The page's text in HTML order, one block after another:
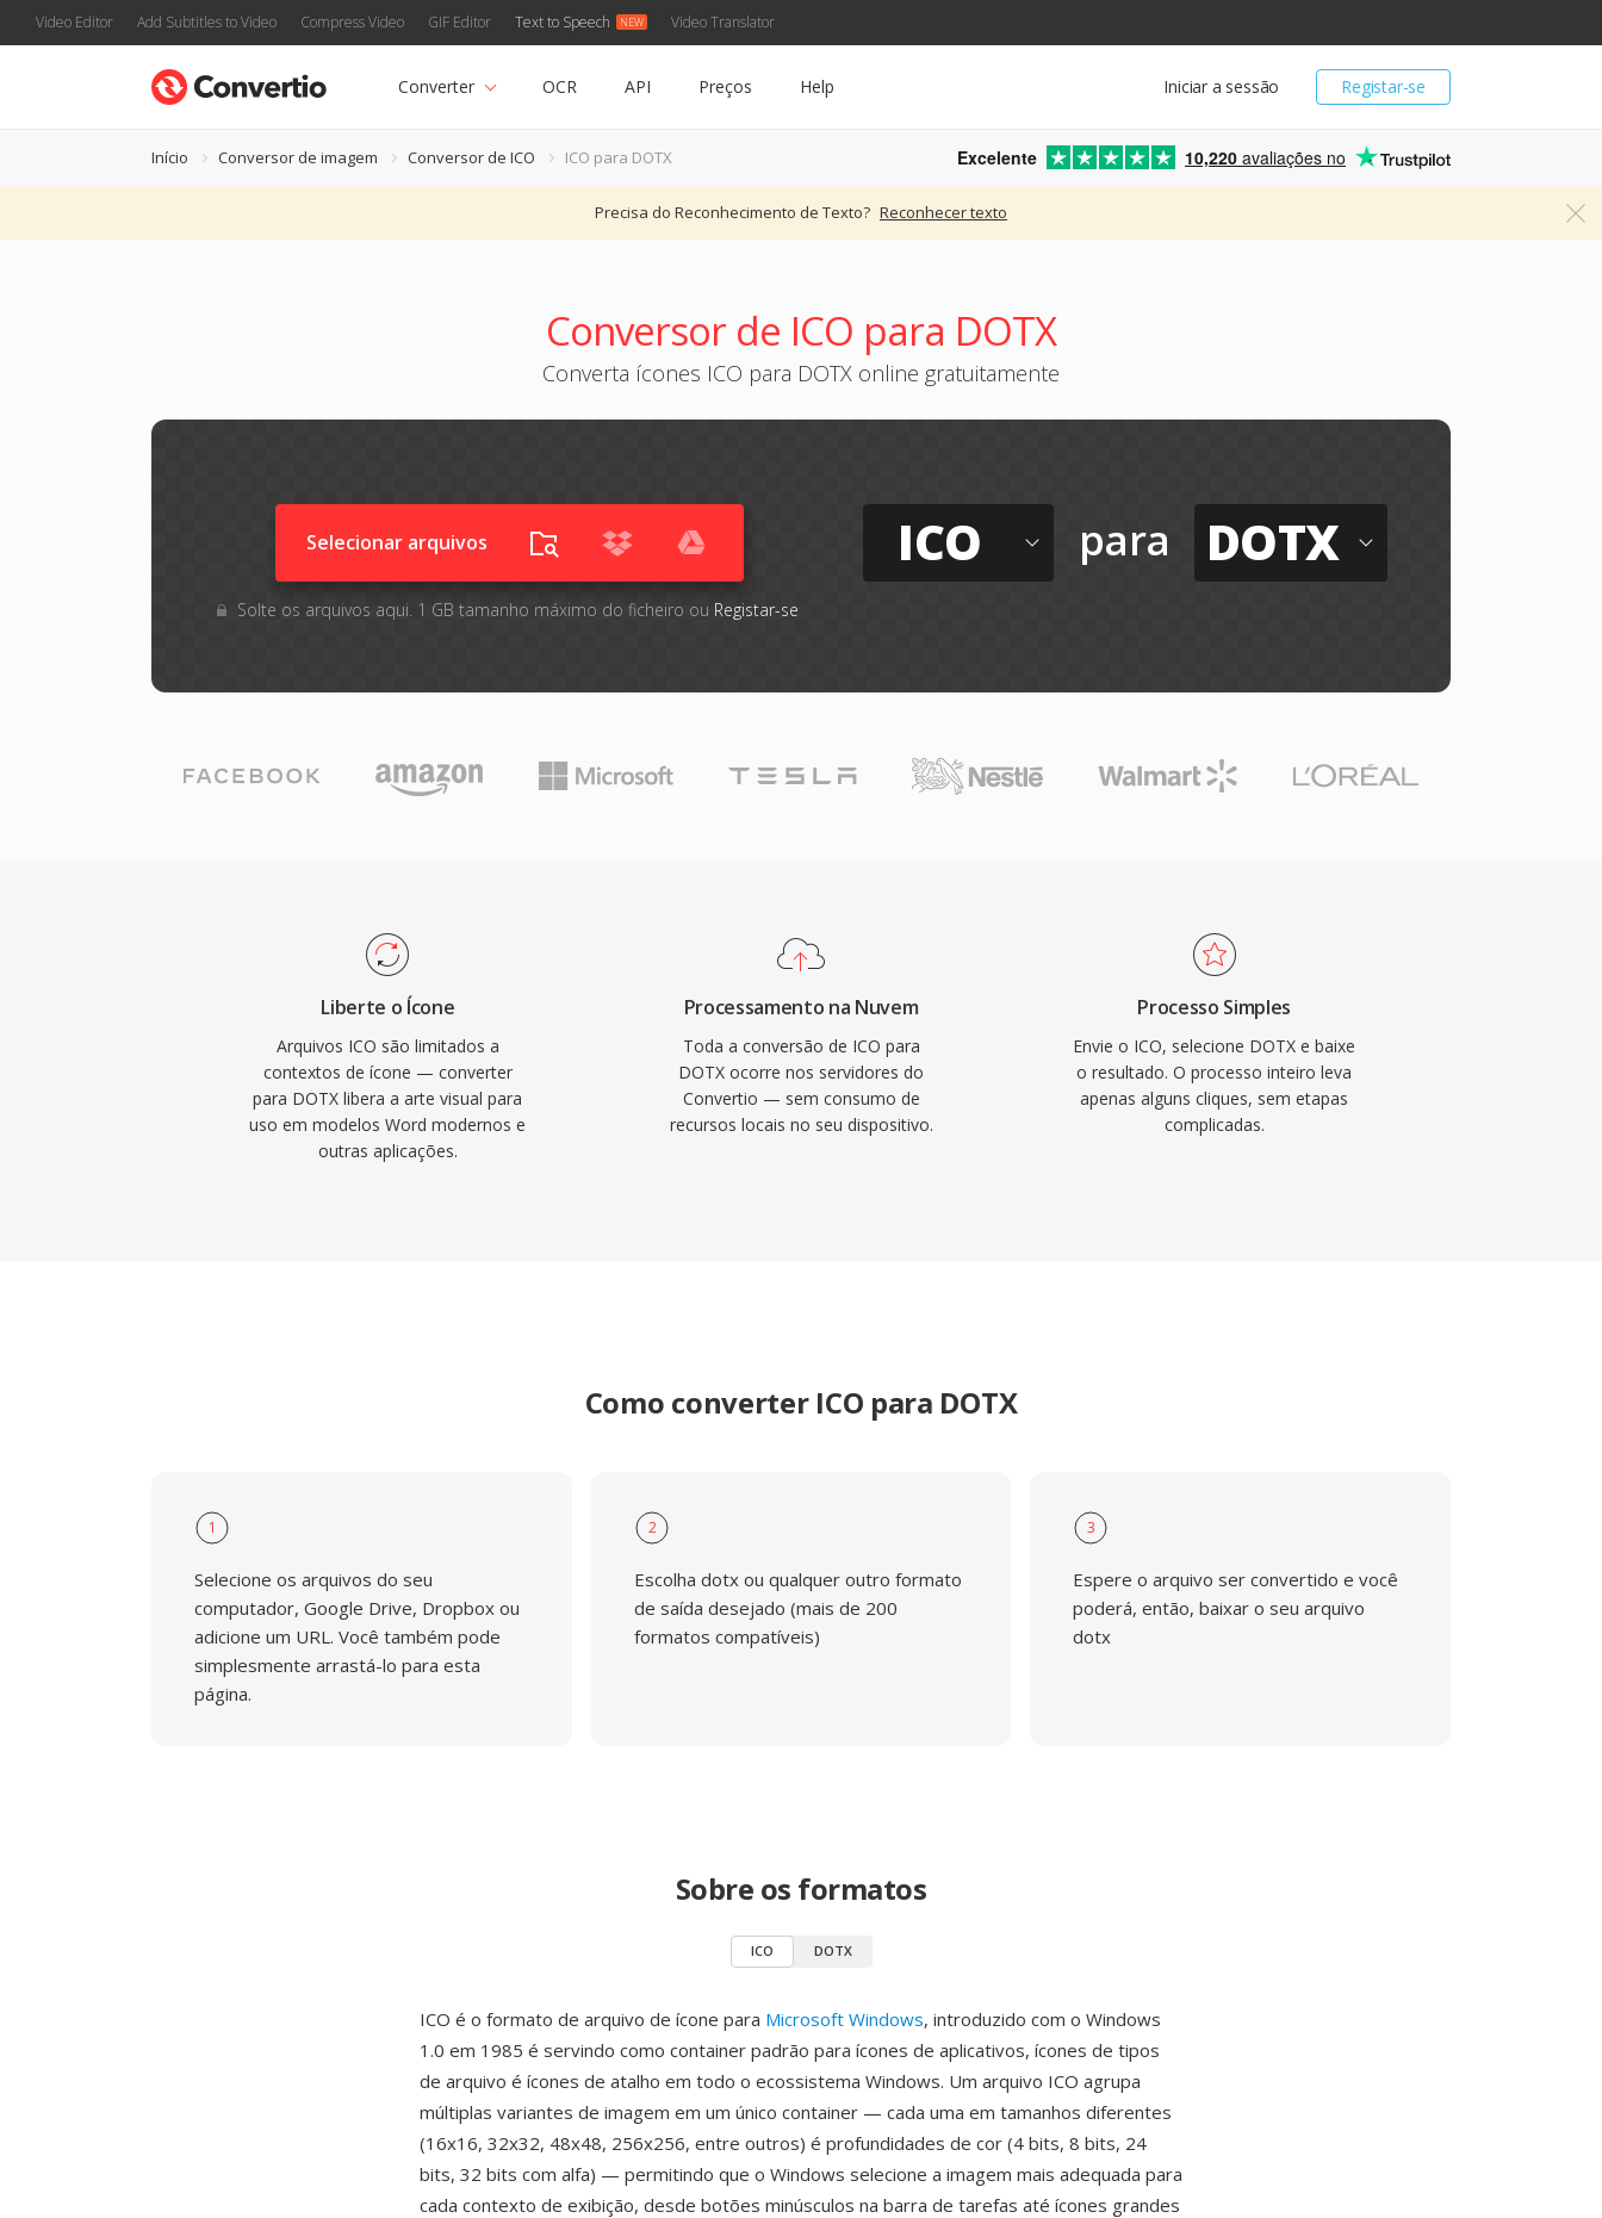
Video Editor Add Subtitles to Video Compress Video GIF Editor Text to Speech Video Translator
Registar-se
Iniciar a sessão
Converter OCR API Preços Help
Início Conversor de imagem Conversor de ICO ICO para DOTX Excelente 10,220 avaliações no
Precisa do Reconhecimento de Texto? Reconhecer texto
Conversor de ICO para DOTX
Converta ícones ICO para DOTX online gratuitamente
Selecionar arquivos
Solte os arquivos aqui. 1 GB tamanho máximo do ficheiro ou Registar-se
ICO para DOTX
Liberte o Ícone
Arquivos ICO são limitados a
contextos de ícone — converter
para DOTX libera a arte visual para
uso em modelos Word modernos e
outras aplicações.
Processamento na Nuvem
Toda a conversão de ICO para
DOTX ocorre nos servidores do
Convertio — sem consumo de
recursos locais no seu dispositivo.
Processo Simples
Envie o ICO, selecione DOTX e baixe
o resultado. O processo inteiro leva
apenas alguns cliques, sem etapas
complicadas.
Como converter ICO para DOTX
1
Selecione os arquivos do seu
computador, Google Drive, Dropbox ou
adicione um URL. Você também pode
simplesmente arrastá-lo para esta
página.
2
Escolha dotx ou qualquer outro formato
de saída desejado (mais de 200
formatos compatíveis)
3
Espere o arquivo ser convertido e você
poderá, então, baixar o seu arquivo
dotx
Sobre os formatos
ICO DOTX
ICO é o formato de arquivo de ícone para Microsoft Windows, introduzido com o Windows
1.0 em 1985 é servindo como container padrão para ícones de aplicativos, ícones de tipos
de arquivo é ícones de atalho em todo o ecossistema Windows. Um arquivo ICO agrupa
múltiplas variantes de imagem em um único container — cada uma em tamanhos diferentes
(16x16, 32x32, 48x48, 256x256, entre outros) é profundidades de cor (4 bits, 8 bits, 24
bits, 32 bits com alfa) — permitindo que o Windows selecione a imagem mais adequada para
cada contexto de exibição, desde botões minúsculos na barra de tarefas até ícones grandes